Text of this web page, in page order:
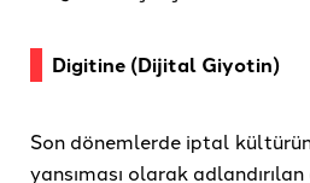
Digitine (Dijital Giyotin)
Son dönemlerde iptal
yansıması olarak